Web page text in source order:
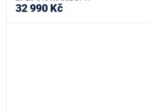
32 990 Kč